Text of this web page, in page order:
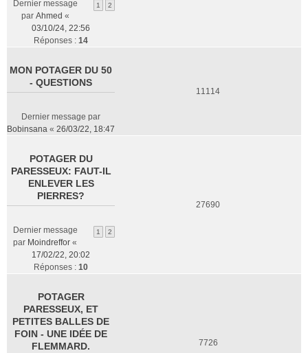
1 2
Dernier message
par Ahmed «
03/10/24, 22:56
Réponses : 14
MON POTAGER DU 50
- QUESTIONS
Dernier message par
Bobinsana « 26/03/22, 18:47
11114
POTAGER DU
PARESSEUX: FAUT-IL
ENLEVER LES
PIERRES?
1 2
Dernier message
par Moindreffor «
17/02/22, 20:02
Réponses : 10
27690
POTAGER
PARESSEUX, ET
PETITES BALLES DE
FOIN - UNE IDÉE DE
FLEMMARD.
7726